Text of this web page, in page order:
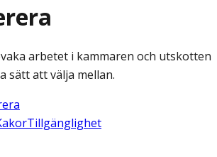
arbetet i kammaren och utskotten
sätt att välja mellan.
Tillgänglighet